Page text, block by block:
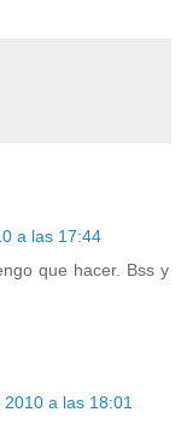
a las 17:44
que hacer. Bss y
a las 18:01